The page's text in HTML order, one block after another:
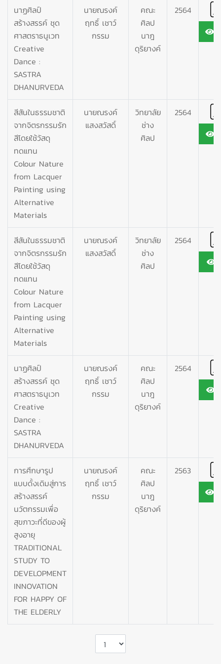
นาฏศิลป์
สร้างสรรค์ ชุด
ศาสตราธนูเวท
Creative
Dance :
SASTRA
DHANURVEDA
นายณรงค์
ฤทธิ์ เชาว์
กรรม
คณะ
ศิลป
นาฎ
ดุริยางค์
2564
สีสันในธรรมชาติ
จากจิตรกรรมรัก
สีโดยใช้วัสดุ
ทดแทน
Colour Nature
from Lacquer
Painting using
Alternative
Materials
นายณรงค์
แสงสวัสดิ์
วิทยาลัย
ช่าง
ศิลป
2564
สีสันในธรรมชาติ
จากจิตรกรรมรัก
สีโดยใช้วัสดุ
ทดแทน
Colour Nature
from Lacquer
Painting using
Alternative
Materials
นายณรงค์
แสงสวัสดิ์
วิทยาลัย
ช่าง
ศิลป
2564
นาฏศิลป์
สร้างสรรค์ ชุด
ศาสตราธนูเวท
Creative
Dance :
SASTRA
DHANURVEDA
นายณรงค์
ฤทธิ์ เชาว์
กรรม
คณะ
ศิลป
นาฎ
ดุริยางค์
2564
การศึกษารูป
แบบดั้งเดิมสู่การ
สร้างสรรค์
นวัตกรรมเพื่อ
สุขภาวะที่ดีของผู้
สูงอายุ
TRADITIONAL
STUDY TO
DEVELOPMENT
INNOVATION
FOR HAPPY OF
THE ELDERLY
นายณรงค์
ฤทธิ์ เชาว์
กรรม
คณะ
ศิลป
นาฎ
ดุริยางค์
2563